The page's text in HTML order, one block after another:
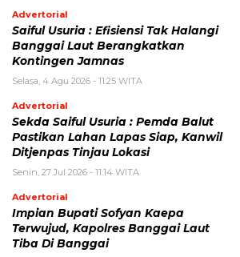
Advertorial
Saiful Usuria : Efisiensi Tak Halangi
Banggai Laut Berangkatkan
Kontingen Jamnas
Selasa, 4 Agu 2026 - 11:25 WITA
Advertorial
Sekda Saiful Usuria : Pemda Balut
Pastikan Lahan Lapas Siap, Kanwil
Ditjenpas Tinjau Lokasi
Senin, 27 Jul 2026 - 11:14 WITA
Advertorial
Impian Bupati Sofyan Kaepa
Terwujud, Kapolres Banggai Laut
Tiba Di Banggai